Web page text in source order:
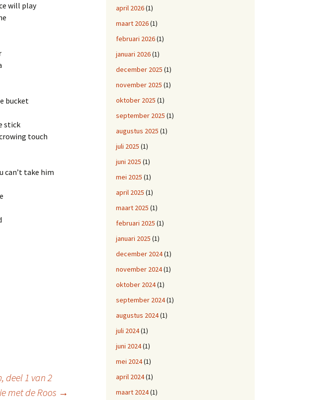
will play
bucket
touch
take him
deel 1 van 2
met de Roos →
april 2026(1)
maart 2026(1)
februari 2026(1)
januari 2026(1)
december 2025 (1)
november 2025 (1)
oktober 2025 (1)
september 2025 (1)
augustus 2025 (1)
juli 2025 (1)
juni 2025 (1)
mei 2025 (1)
april 2025 (1)
maart 2025 (1)
februari 2025 (1)
januari 2025 (1)
december 2024(1)
november 2024(1)
oktober 2024(1)
september 2024(1)
augustus 2024(1)
juli 2024(1)
juni 2024(1)
mei 2024(1)
april 2024(1)
maart 2024(1)